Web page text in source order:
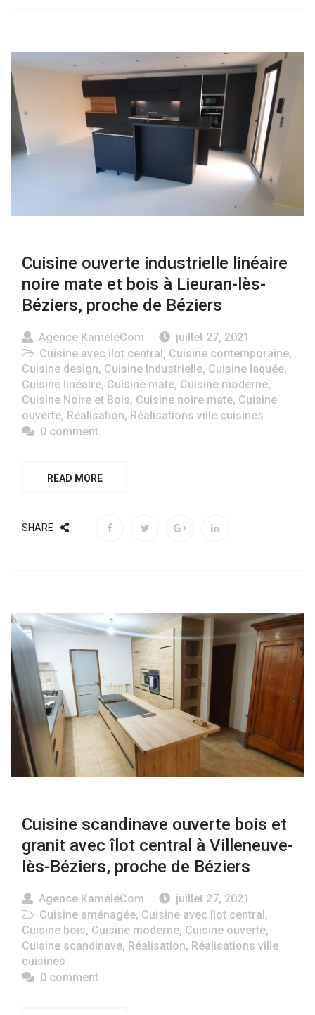
Cuisine ouverte industrielle linéaire
noire mate et bois à Lieuran-lès-
Béziers, proche de Béziers
Agence KaméléCom
juillet 27, 2021
Cuisine avec îlot central , Cuisine contemporaine,
Cuisine design, Cuisine Industrielle, Cuisine laquée,
Cuisine linéaire, Cuisine mate, Cuisine moderne,
Cuisine Noire et Bois, Cuisine noire mate, Cuisine
ouverte, Réalisation, Réalisations ville cuisines
0 comment
READ MORE
SHARE
Cuisine scandinave ouverte bois et
granit avec îlot central à Villeneuve-
lès-Béziers, proche de Béziers
Agence KaméléCom
juillet 27, 2021
Cuisine aménagée, Cuisine avec îlot central ,
Cuisine bois, Cuisine moderne, Cuisine ouverte,
Cuisine scandinave, Réalisation, Réalisations ville
cuisines
0 comment